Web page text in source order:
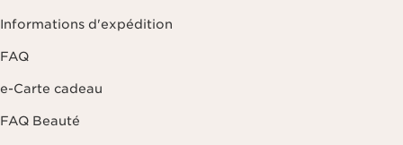
Informations d'expédition
FAQ
e-Carte cadeau
FAQ Beauté